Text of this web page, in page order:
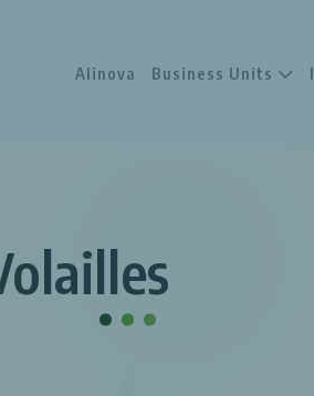
Alinova Business Units
...